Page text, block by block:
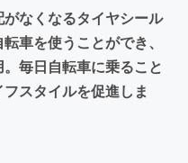
なくなるタイヤシール
車を使うことができ、
毎日自転車に乗ること
スタイルを促進しま